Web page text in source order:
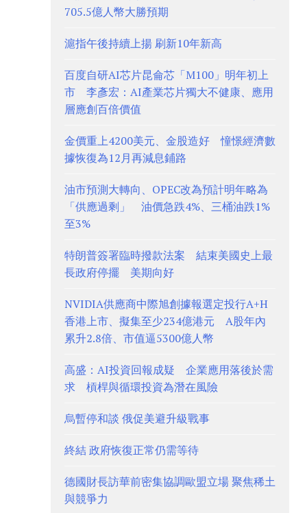
705.5億人幣大勝預期
滬指午後持續上揚 刷新10年新高
百度自研AI芯片昆侖芯「M100」明年初上
市 李彥宏：AI產業芯片獨大不健康、應用
層應創百倍價值
金價重上4200美元、金股造好 憧憬經濟數
據恢復為12月再減息鋪路
油市預測大轉向、OPEC改為預計明年略為
「供應過剩」 油價急跌4%、三桶油跌1%
至3%
特朗普簽署臨時撥款法案 結束美國史上最
長政府停擺 美期向好
NVIDIA供應商中際旭創據報選定投行A+H
香港上市、擬集至少234億港元 A股年內
累升2.8倍、市值逼5300億人幣
高盛：AI投資回報成疑 企業應用落後於需
求 槓桿與循環投資為潛在風險
烏暫停和談 俄促美避升級戰事
終結 政府恢復正常仍需等待
德國財長訪華前密集協調歐盟立場 聚焦稀土
與競爭力